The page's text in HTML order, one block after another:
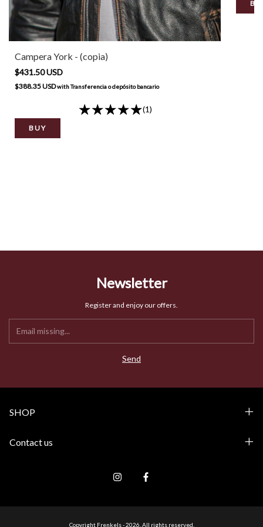
Campera York - (copia)
$431.50 USD
$388.35 USDwithTransferencia o depósito bancario
(1)
BUY
Newsletter
Register and enjoy our offers.
SHOP
Contact us
Copyright Frenkels - 2026. All rights reserved.